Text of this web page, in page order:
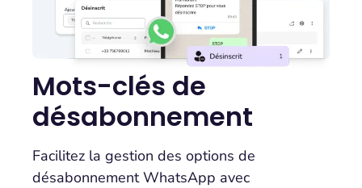
Mots-clés de
désabonnement
Facilitez la gestion des options de
désabonnement WhatsApp avec